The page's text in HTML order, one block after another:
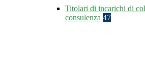
Titolari di incarichi di
consulenza 47